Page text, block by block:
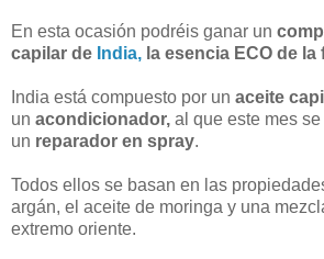
En esta ocasión podréis ganar un
capilar de India, la esencia ECO de la
India está compuesto por un aceite
un acondicionador, al que este mes
un reparador en spray.
Todos ellos se basan en las
argán, el aceite de moringa y una
extremo oriente.